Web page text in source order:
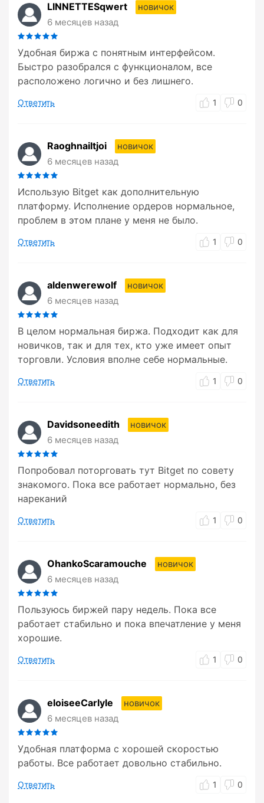
LINNETTESqwert
новичок
6 месяцев назад
Удобная биржа с понятным интерфейсом.
Быстро разобрался с функционалом, все
расположено логично и без лишнего.
Ответить 1 0
Raoghnailtjoi
новичок
6 месяцев назад
Использую Bitget как дополнительную
платформу. Исполнение ордеров нормальное,
проблем в этом плане у меня не было.
Ответить 1 0
aldenwerewolf
новичок
6 месяцев назад
В целом нормальная биржа. Подходит как для
новичков, так и для тех, кто уже имеет опыт
торговли. Условия вполне себе нормальные.
Ответить 1 0
Davidsoneedith
новичок
6 месяцев назад
Попробовал поторговать тут Bitget по совету
знакомого. Пока все работает нормально, без
нареканий
Ответить 1 0
OhankoScaramouche
новичок
6 месяцев назад
Пользуюсь биржей пару недель. Пока все
работает стабильно и пока впечатление у меня
хорошие.
Ответить 1 0
eloiseeCarlyle
новичок
6 месяцев назад
Удобная платформа с хорошей скоростью
работы. Все работает довольно стабильно.
Ответить 1 0